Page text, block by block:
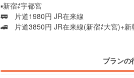
▪︎新宿⇄宇都宮
🚃 片道1980円 JR在来線
🚄 片道3850円 JR在来線(新宿⇄大宮)+新
プランの